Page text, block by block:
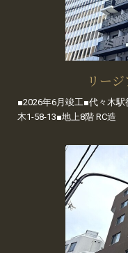
リー
■2026年6月竣工■代々木
木1-58-13■地上8階 RC造